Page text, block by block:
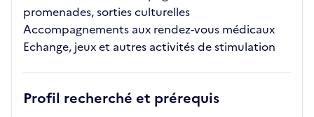
promenades, sorties culturelles
Accompagnements aux rendez-vous médicaux
Echange, jeux et autres activités de stimulation
Profil recherché et prérequis